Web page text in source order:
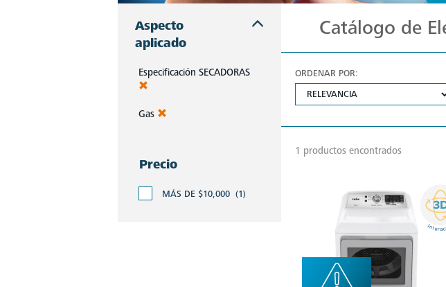
Aspecto
aplicado
Especificación SECADORAS
Gas
Precio
MÁS DE $10,000 (1)
Catálogo de
ORDENAR POR:
1 productos encontrados